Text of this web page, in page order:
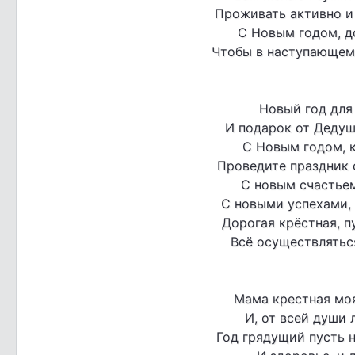
Проживать активно и
С Новым годом,
Чтобы в
Новый год
И подарок от
С Новым годом,
Проведите праздник
С новым
С новыми успехами,
Дорогая крёстная,
Всё
Мама крестная
И, от всей души
Год грядущий пусть